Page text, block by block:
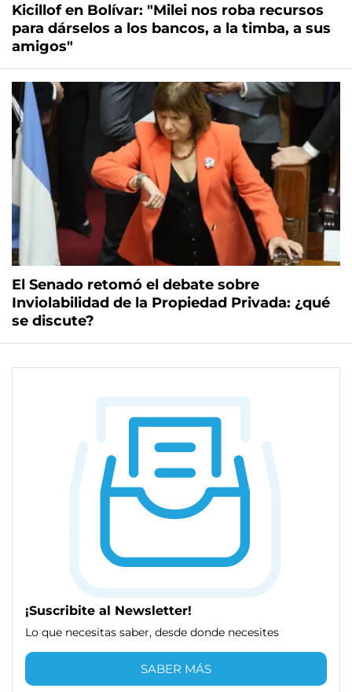
Kicillof en Bolívar: "Milei nos roba recursos
para dárselos a los bancos, a la timba, a sus
amigos"
El Senado retomó el debate sobre
Inviolabilidad de la Propiedad Privada: ¿qué
se discute?
¡Suscribite al Newsletter!
Lo que necesitas saber, desde donde necesites
SABER MÁS